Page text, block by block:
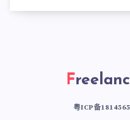
粤ICP备